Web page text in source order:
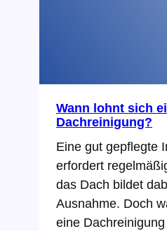
Wann lohnt sich
Dachreinigung?
Eine gut gepflegte
erfordert
das Dach bildet
Ausnahme. Doch
eine